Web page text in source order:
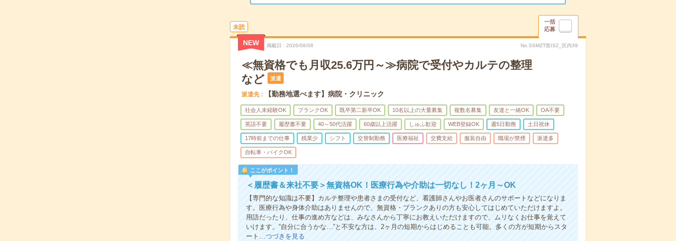
未読
一括
応募
NEW 掲載日 2026/08/08 No.SSMZT医IS2_区内39
≪無資格でも月収25.6万円～≫病院で受付やカルテの整理
など
派遣
派遣先 【勤務地選べます】病院・クリニック
社会人未経験OK ブランクOK 既卒第二新卒OK 10名以上の大量募集 複数名募集 友達と一緒OK OA不要
英語不要 履歴書不要 40～50代活躍 60歳以上活躍 しゅふ歓迎 WEB登録OK 週5日勤務 土日祝休
17時前までの仕事 残業少 シフト 交替制勤務 医療福祉 交費支給 服装自由 職場が禁煙 派遣多
自転車・バイクOK
ここがポイント！
＜履歴書＆来社不要＞無資格OK！医療行為や介助は一切なし！2ヶ月～OK
【専門的な知識は不要】カルテ整理や患者さまの受付など、看護師さんやお医者さんのサポートなどになりま
す。医療行為や身体介助はありませんので、無資格・ブランクありの方も安心してはじめていただけますよ。
用語だったり、仕事の進め方などは、みなさんから丁寧にお教えいただけますので、ムリなくお仕事を覚えて
いけます。“自分に合うかな…”と不安な方は、2ヶ月の短期からはじめることも可能。多くの方が短期からスタ
ート…つづきを見る